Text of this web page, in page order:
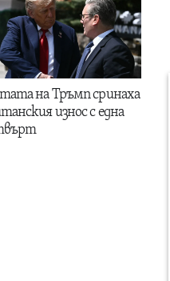
на Тръмп сринаха
износ с една